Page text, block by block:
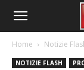
Home Notizie
NOTIZIE FLASH